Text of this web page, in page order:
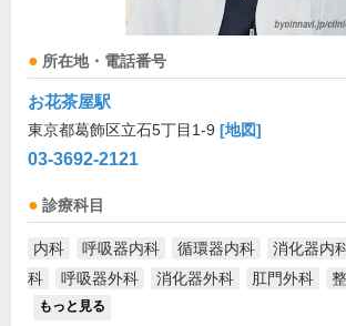
所在地・電話番号
お花茶屋駅
東京都葛飾区立石5丁目1-9 [地図]
03-3692-2121
診療科目
内科 呼吸器内科 循環器内科 消化器内
科
呼吸器外科 消化器外科 肛門外科
もっと見る